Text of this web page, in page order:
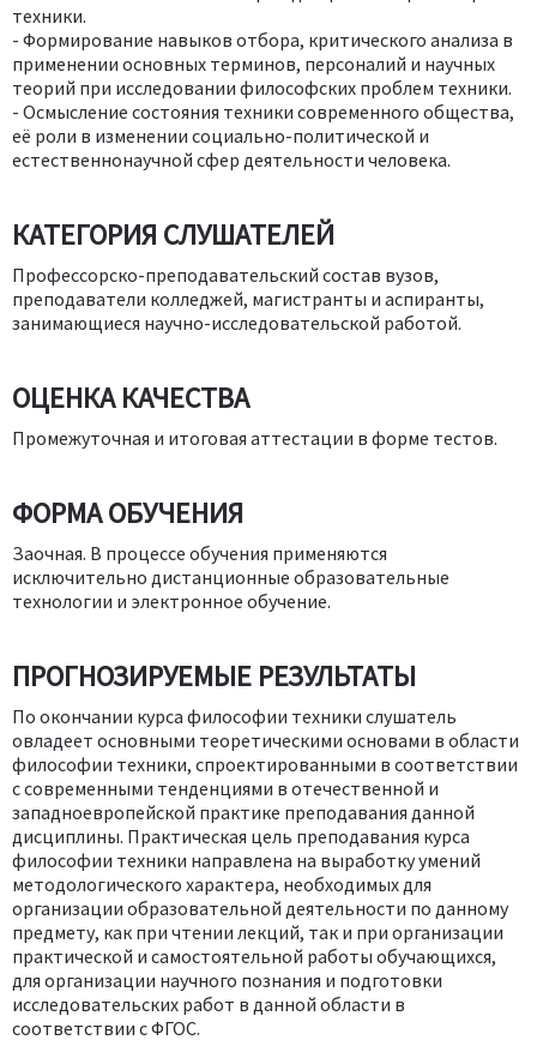
техники.
- Формирование навыков отбора, критического анализа в
применении основных терминов, персоналий и научных
теорий при исследовании философских проблем техники.
- Осмысление состояния техники современного общества,
её роли в изменении социально-политической и
естественнонаучной сфер деятельности человека.
КАТЕГОРИЯ СЛУШАТЕЛЕЙ
Профессорско-преподавательский состав вузов,
преподаватели колледжей, магистранты и аспиранты,
занимающиеся научно-исследовательской работой.
ОЦЕНКА КАЧЕСТВА
Промежуточная и итоговая аттестации в форме тестов.
ФОРМА ОБУЧЕНИЯ
Заочная. В процессе обучения применяются
исключительно дистанционные образовательные
технологии и электронное обучение.
ПРОГНОЗИРУЕМЫЕ РЕЗУЛЬТАТЫ
По окончании курса философии техники слушатель
овладеет основными теоретическими основами в области
философии техники, спроектированными в соответствии
с современными тенденциями в отечественной и
западноевропейской практике преподавания данной
дисциплины. Практическая цель преподавания курса
философии техники направлена на выработку умений
методологического характера, необходимых для
организации образовательной деятельности по данному
предмету, как при чтении лекций, так и при организации
практической и самостоятельной работы обучающихся,
для организации научного познания и подготовки
исследовательских работ в данной области в
соответствии с ФГОС.